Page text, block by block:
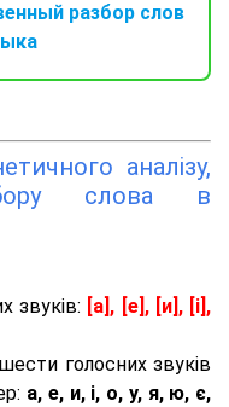
разбор слов
аналізу,
слова в
звуків:
[а], [е], [и], [і],
голосних звуків
а, е, и, і, о, у, я, ю, є,